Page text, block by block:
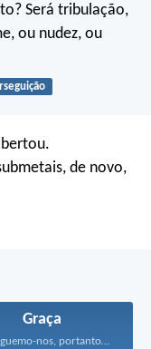
Será tribulação,
ou nudez, ou
de novo,
Graça
Acheguemo-nos, portanto, confiadamente, junto...